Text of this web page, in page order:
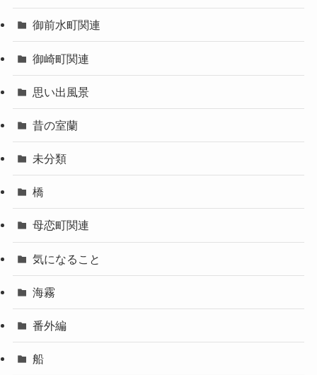
御前水町関連
御崎町関連
思い出風景
昔の室蘭
未分類
橋
母恋町関連
気になること
海霧
番外編
船